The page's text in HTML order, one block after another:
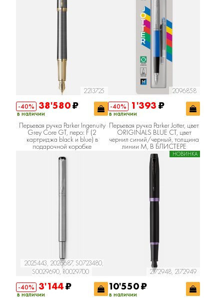
2213725
-40% 38'580₽
в наличии
Перьевая ручка Parker Ingenuity
Grey Core GT, перо: F (2
картриджа black и blue) в
подарочной коробке
2096858
-40%
1'393 ₽
в наличии
Перьевая ручка Parker Jotter, цвет
ORIGINALS BLUE CT, цвет
чернил синий/черный, толщина
линии M, В БЛИСТЕРЕ
2025443, 2026687, S0723480,
S0029690, R0029700
-40% 3'144₽
в наличии
2172948, 2172949
НОВИНКА
10'550₽
в наличии